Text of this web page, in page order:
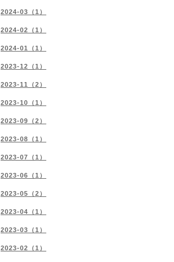
2024-03（1）
2024-02（1）
2024-01（1）
2023-12（1）
2023-11（2）
2023-10（1）
2023-09（2）
2023-08（1）
2023-07（1）
2023-06（1）
2023-05（2）
2023-04（1）
2023-03（1）
2023-02（1）